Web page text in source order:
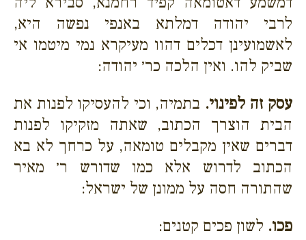
לרבי יהודה דמלתא באנפי נפשה היא,
לאשמועינן דכלים דהוו מעיקרא נמי מיטמו אי
שביק להו. ואין הלכה כר׳ יהודה:
עסק זה לפינוי. בתמיה, וכי להעסיקו לפנות את
הבית הוצרך הכתוב, שאתה מזקיקו לפנות
דברים שאין מקבלים טומאה, על כרחך לא בא
הכתוב לדרוש אלא כמו שדורש ר׳ מאיר
שהתורה חסה על ממונן של ישראל:
פכו. לשון פכים קטנים: